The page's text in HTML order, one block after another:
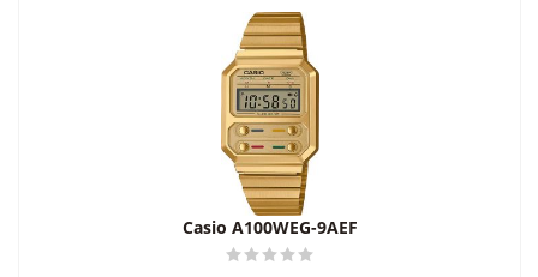
Casio A100WEG-9AEF